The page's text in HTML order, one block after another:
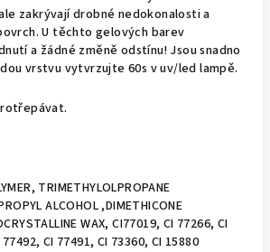
zakrývají drobné nedokonalosti a
U těchto gelových barev
a žádné změně odstínu! Jsou snadno
vrstvu vytvrzujte 60s v uv/led lampě.
TRIMETHYLOLPROPANE
ALCOHOL ,DIMETHICONE
WAX, CI77019, CI 77266, CI
CI 77491, CI 73360, CI 15880